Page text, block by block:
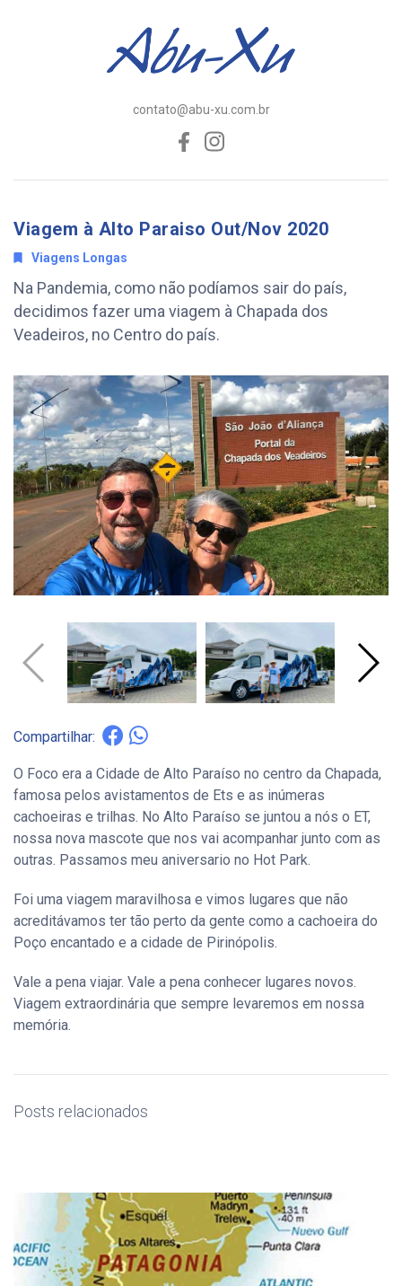
contato@abu-xu.com.br
Viagem à Alto Paraiso Out/Nov 2020
Viagens Longas
Na Pandemia, como não podíamos sair do país,
decidimos fazer uma viagem à Chapada dos
Veadeiros, no Centro do país.
Compartilhar:
O Foco era a Cidade de Alto Paraíso no centro da Chapada,
famosa pelos avistamentos de Ets e as inúmeras
cachoeiras e trilhas. No Alto Paraíso se juntou a nós o ET,
nossa nova mascote que nos vai acompanhar junto com as
outras. Passamos meu aniversario no Hot Park.
Foi uma viagem maravilhosa e vimos lugares que não
acreditávamos ter tão perto da gente como a cachoeira do
Poço encantado e a cidade de Pirinópolis.
Vale a pena viajar. Vale a pena conhecer lugares novos.
Viagem extraordinária que sempre levaremos em nossa
memória.
Posts relacionados